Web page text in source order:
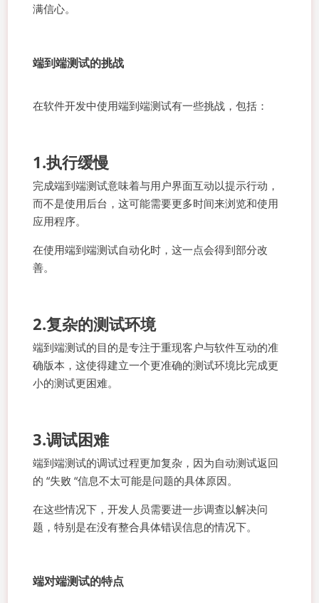
满信心。
端到端测试的挑战
在软件开发中使用端到端测试有一些挑战，包括：
1.执行缓慢
完成端到端测试意味着与用户界面互动以提示行动，
而不是使用后台，这可能需要更多时间来浏览和使用
应用程序。
在使用端到端测试自动化时，这一点会得到部分改
善。
2.复杂的测试环境
端到端测试的目的是专注于重现客户与软件互动的准
确版本，这使得建立一个更准确的测试环境比完成更
小的测试更困难。
3.调试困难
端到端测试的调试过程更加复杂，因为自动测试返回
的 “失败 “信息不太可能是问题的具体原因。
在这些情况下，开发人员需要进一步调查以解决问
题，特别是在没有整合具体错误信息的情况下。
端对端测试的特点